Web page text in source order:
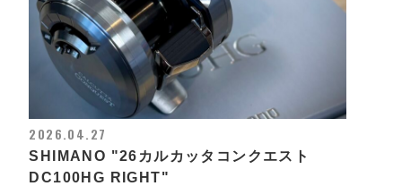
2026.04.27
SHIMANO "26カルカッタコンクエスト
DC100HG RIGHT"